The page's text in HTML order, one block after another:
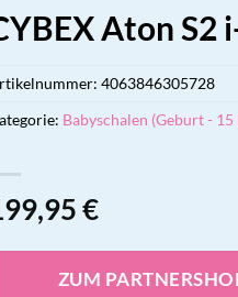
Aton S2
€
ZUM
4063846305728
Babyschalen (Geburt - 15